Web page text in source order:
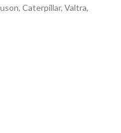
Caterpillar, Valtra,